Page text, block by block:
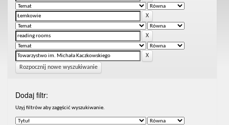
Rozpocznij nowe wyszukiwanie
Dodaj filtr:
Uzyj filtrów aby zagęścić wyszukiwanie.